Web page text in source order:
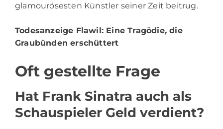
glamourösesten Künstler seiner Zeit beitrug.
Todesanzeige Flawil: Eine Tragödie, die
Graubünden erschüttert
Oft gestellte Frage
Hat Frank Sinatra auch als
Schauspieler Geld verdient?